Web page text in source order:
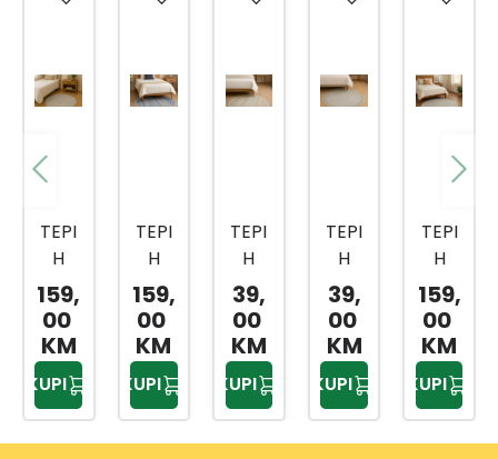
TEPI
H
KADI
FE
1086
VIZIO
N
200X
200
159,
00
KM
KUPI
TEPI
H
KADI
FE
KD10
8
NAVY
200X
200
159,
00
KM
KUPI
TEPI
H
KADI
FE
KD10
8
GOL
D
100X1
39,
00
KM
KUPI
TEPI
H
KADI
FE
KD10
2
GOL
D
100X1
39,
00
KM
KUPI
TEPI
H
KADI
FE
2514
GOL
D
200X
200
159,
00
KM
KUPI